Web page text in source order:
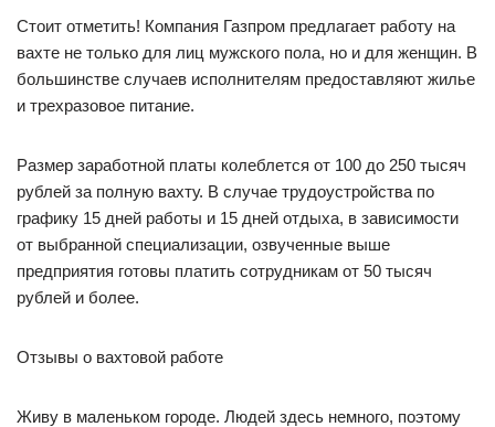
Стоит отметить! Компания Газпром предлагает работу на
вахте не только для лиц мужского пола, но и для женщин. В
большинстве случаев исполнителям предоставляют жилье
и трехразовое питание.
Размер заработной платы колеблется от 100 до 250 тысяч
рублей за полную вахту. В случае трудоустройства по
графику 15 дней работы и 15 дней отдыха, в зависимости
от выбранной специализации, озвученные выше
предприятия готовы платить сотрудникам от 50 тысяч
рублей и более.
Отзывы о вахтовой работе
Живу в маленьком городе. Людей здесь немного, поэтому